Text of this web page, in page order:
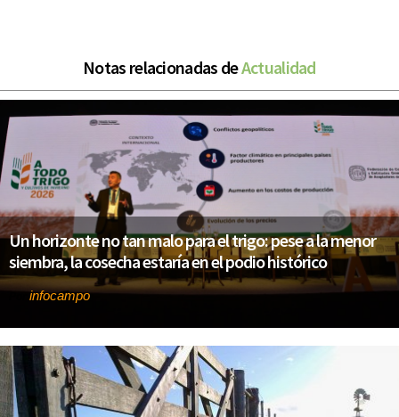
Notas relacionadas deActualidad
Un horizonte no tan malo para el trigo: pese a la menor
siembra, la cosecha estaría en el podio histórico
infocampo